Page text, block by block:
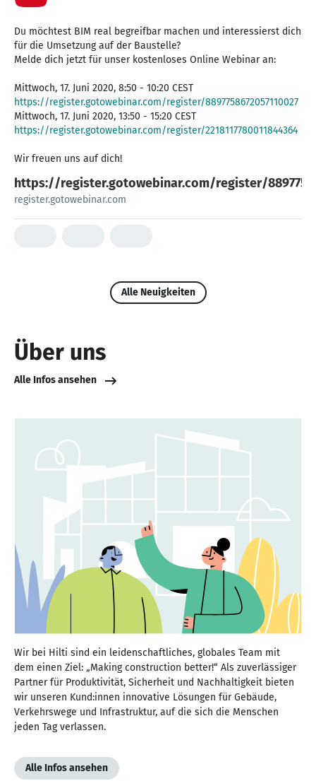
Du möchtest BIM real begreifbar machen und interessierst dich
für die Umsetzung auf der Baustelle?
Melde dich jetzt für unser kostenloses Online Webinar an:
Mittwoch, 17. Juni 2020, 8:50 - 10:20 CEST
https://register.gotowebinar.com/register/8897758672057110027
Mittwoch, 17. Juni 2020, 13:50 - 15:20 CEST
https://register.gotowebinar.com/register/2218117780011844364
https://register.gotowebinar.com/register/
register.gotowebinar.com
Alle Neuigkeiten
Über uns
Alle Infos ansehen
Wir bei Hilti sind ein leidenschaftliches, globales Team mit
dem einen Ziel: „Making construction better!“ Als zuverlässiger
Partner für Produktivität, Sicherheit und Nachhaltigkeit bieten
wir unseren Kund:innen innovative Lösungen für Gebäude,
Verkehrswege und Infrastruktur, auf die sich die Menschen
jeden Tag verlassen.
Alle Infos ansehen